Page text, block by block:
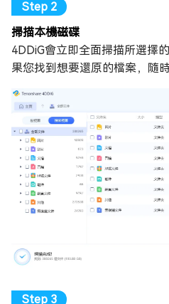
掃描本機磁碟
4DDiG會立即全面掃描所選擇
果您找到想要還原的檔案，隨